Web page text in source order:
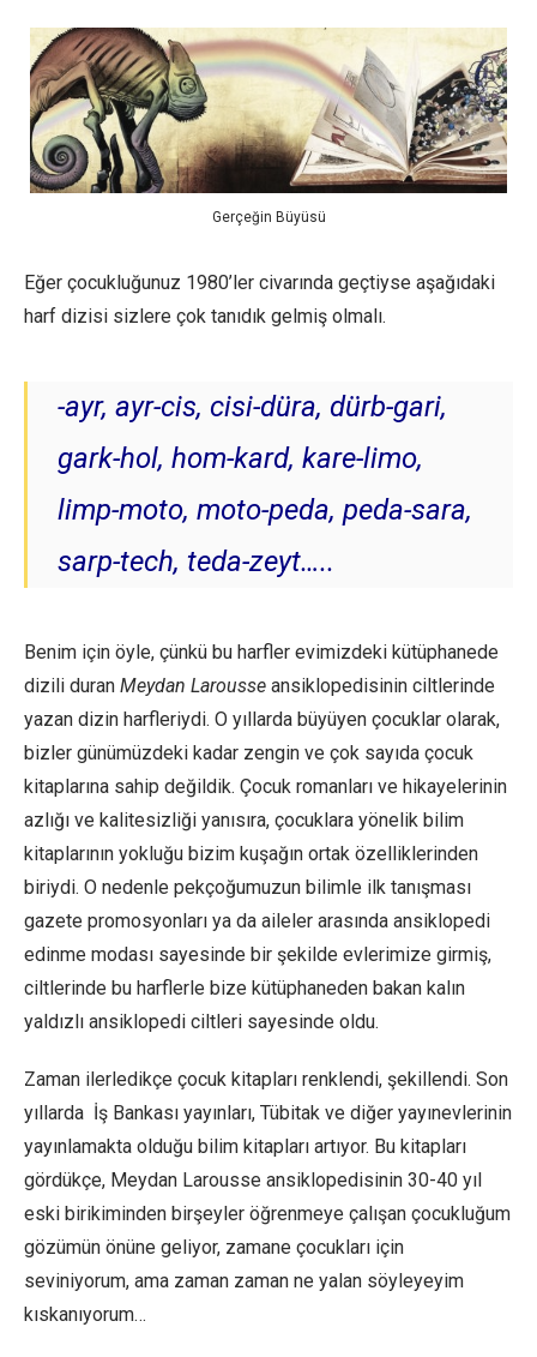
Gerçeğin Büyüsü
Eğer çocukluğunuz 1980’ler civarında geçtiyse aşağıdaki
harf dizisi sizlere çok tanıdık gelmiş olmalı.
-ayr, ayr-cis, cisi-düra, dürb-gari,
gark-hol, hom-kard, kare-limo,
limp-moto, moto-peda, peda-sara,
sarp-tech, teda-zeyt…..
Benim için öyle, çünkü bu harfler evimizdeki kütüphanede
dizili duran Meydan Larousse ansiklopedisinin ciltlerinde
yazan dizin harfleriydi. O yıllarda büyüyen çocuklar olarak,
bizler günümüzdeki kadar zengin ve çok sayıda çocuk
kitaplarına sahip değildik. Çocuk romanları ve hikayelerinin
azlığı ve kalitesizliği yanısıra, çocuklara yönelik bilim
kitaplarının yokluğu bizim kuşağın ortak özelliklerinden
biriydi. O nedenle pekçoğumuzun bilimle ilk tanışması
gazete promosyonları ya da aileler arasında ansiklopedi
edinme modası sayesinde bir şekilde evlerimize girmiş,
ciltlerinde bu harflerle bize kütüphaneden bakan kalın
yaldızlı ansiklopedi ciltleri sayesinde oldu.
Zaman ilerledikçe çocuk kitapları renklendi, şekillendi. Son
yıllarda İş Bankası yayınları, Tübitak ve diğer yayınevlerinin
yayınlamakta olduğu bilim kitapları artıyor. Bu kitapları
gördükçe, Meydan Larousse ansiklopedisinin 30-40 yıl
eski birikiminden birşeyler öğrenmeye çalışan çocukluğum
gözümün önüne geliyor, zamane çocukları için
seviniyorum, ama zaman zaman ne yalan söyleyeyim
kıskanıyorum…